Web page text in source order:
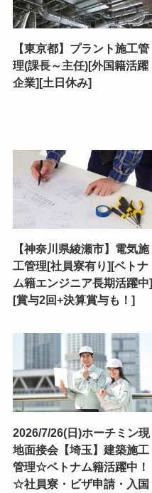
【東京都】プラント施工管
理(課長～主任)[外国籍活躍
企業][土日休み]
【神奈川県綾瀬市】電気施
工管理[社員寮有り][ベトナ
ム籍エンジニア長期活躍中]
[賞与2回+決算賞与も！]
2026/7/26(日)ホーチミン現
地面接会【埼玉】建築施工
管理☆ベトナム籍活躍中！
☆社員寮・ビザ申請・入国